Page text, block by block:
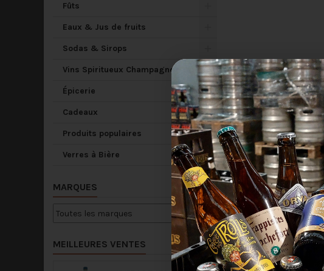
Fûts
Eaux & Jus de fruits
Sodas & Sirops
Vins Spiritueux Champagne
Épicerie
Cadeaux
Produits populaires
Verres à Bière
MARQUES
MEILLEURES VENTES